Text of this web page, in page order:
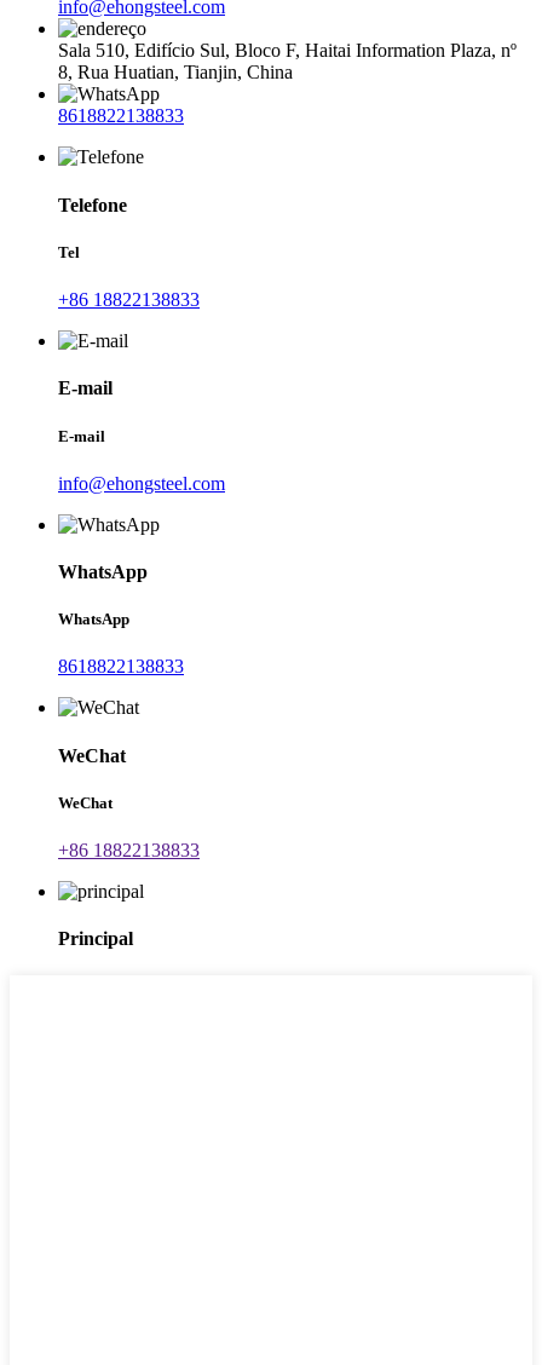
info@ehongsteel.com
Sala 510, Edifício Sul, Bloco F, Haitai Information Plaza, nº
8, Rua Huatian, Tianjin, China
8618822138833
Telefone
Tel
+86 18822138833
E-mail
E-mail
info@ehongsteel.com
WhatsApp
WhatsApp
8618822138833
WeChat
WeChat
+86 18822138833
Principal